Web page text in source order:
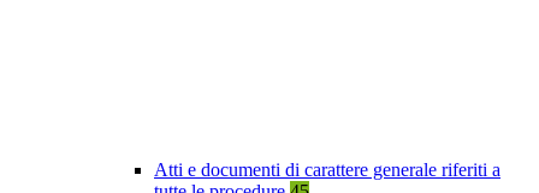
Atti e documenti di carattere generale riferiti a